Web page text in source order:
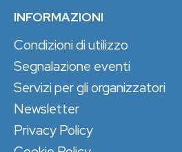
INFORMAZIONI
Condizioni di utilizzo
Segnalazione eventi
Servizi per gli organizzatori
Newsletter
Privacy Policy